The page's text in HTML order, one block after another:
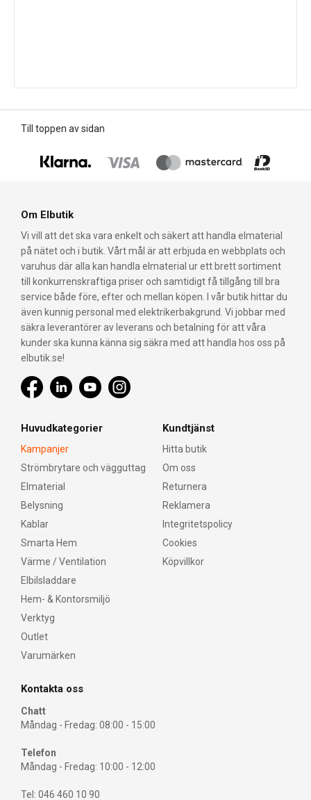
Till toppen av sidan
Om Elbutik
Vi vill att det ska vara enkelt och säkert att handla elmaterial
på nätet och i butik. Vårt mål är att erbjuda en webbplats och
varuhus där alla kan handla elmaterial ur ett brett sortiment
till konkurrenskraftiga priser och samtidigt få tillgång till bra
service både före, efter och mellan köpen. I vår butik hittar du
även kunnig personal med elektrikerbakgrund. Vi jobbar med
säkra leverantörer av leverans och betalning för att våra
kunder ska kunna känna sig säkra med att handla hos oss på
elbutik.se!
Huvudkategorier
Kampanjer
Strömbrytare och vägguttag
Elmaterial
Belysning
Kablar
Smarta Hem
Värme / Ventilation
Elbilsladdare
Hem- & Kontorsmiljö
Verktyg
Outlet
Varumärken
Kundtjänst
Hitta butik
Om oss
Returnera
Reklamera
Integritetspolicy
Cookies
Köpvillkor
Kontakta oss
Chatt
Måndag - Fredag: 08:00 - 15:00
Telefon
Måndag - Fredag: 10:00 - 12:00
Tel: 046 460 10 90